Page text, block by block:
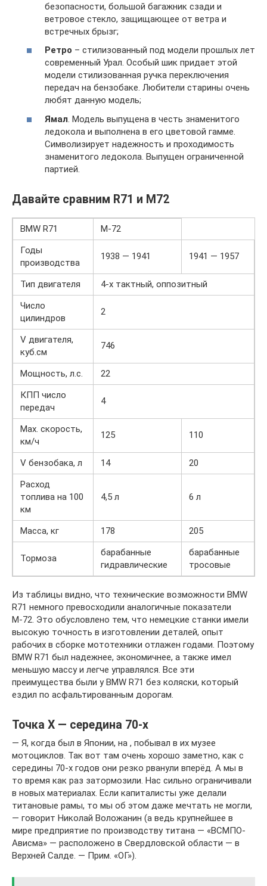
безопасности, большой багажник сзади и
ветровое стекло, защищающее от ветра и
встречных брызг;
Ретро – стилизованный под модели прошлых лет
современный Урал. Особый шик придает этой
модели стилизованная ручка переключения
передач на бензобаке. Любители старины очень
любят данную модель;
Ямал. Модель выпущена в честь знаменитого
ледокола и выполнена в его цветовой гамме.
Символизирует надежность и проходимость
знаменитого ледокола. Выпущен ограниченной
партией.
Давайте сравним R71 и M72
BMW R71
М-72
Годы
производства
1938 — 1941 1941 — 1957
Тип двигателя
4-х тактный, оппозитный
Число
цилиндров
2
V двигателя,
куб.см
746
Мощность, л.с.
22
КПП число
передач
4
Max. скорость,
км/ч
125 110
V бензобака, л 14
20
Расход
топлива на 100
км
4,5 л 6 л
Масса, кг 178 205
Тормоза
барабанные
гидравлические
барабанные
тросовые
Из таблицы видно, что технические возможности BMW
R71 немного превосходили аналогичные показатели
М-72. Это обусловлено тем, что немецкие станки имели
высокую точность в изготовлении деталей, опыт
рабочих в сборке мототехники отлажен годами. Поэтому
BMW R71 был надежнее, экономичнее, а также имел
меньшую массу и легче управлялся. Все эти
преимущества были у BMW R71 без коляски, который
ездил по асфальтированным дорогам.
Точка Х — середина 70-х
— Я, когда был в Японии, на , побывал в их музее
мотоциклов. Так вот там очень хорошо заметно, как с
середины 70-х годов они резко рванули вперёд. А мы в
то время как раз затормозили. Нас сильно ограничивали
в новых материалах. Если капиталисты уже делали
титановые рамы, то мы об этом даже мечтать не могли,
— говорит Николай Воложанин (а ведь крупнейшее в
мире предприятие по производству титана — «ВСМПО-
Ависма» — расположено в Свердловской области — в
Верхней Салде. — Прим. «ОГ»).